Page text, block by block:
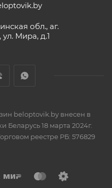
обл., аг.
Мира, д.1
beloptovik.by внесен в
Беларусь 18 марта 2024г.
реестре РБ: 576829